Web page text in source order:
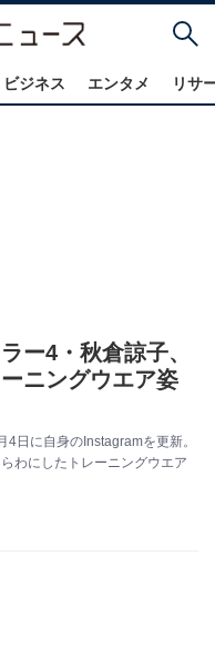
ビジネス エンタメ リサ
ー4・秋倉諒子、
ニングウエア姿
日に自身のInstagramを更新。
わにしたトレーニングウエア